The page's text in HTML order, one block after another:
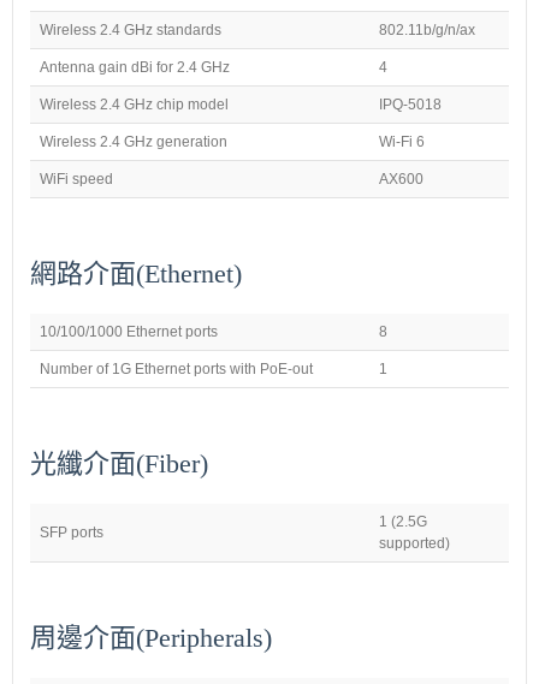
Wireless 2.4 GHz standards 802.11b/g/n/ax
Antenna gain dBi for 2.4 GHz 4
Wireless 2.4 GHz chip model IPQ-5018
Wireless 2.4 GHz generation Wi-Fi 6
WiFi speed AX600
網路介面(Ethernet)
10/100/1000 Ethernet ports 8
Number of 1G Ethernet ports with PoE-out 1
光纖介面(Fiber)
SFP ports
1 (2.5G
supported)
周邊介面(Peripherals)